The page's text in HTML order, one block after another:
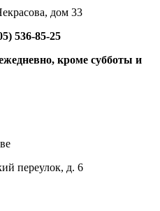
дом 33
536-85-25
кроме субботы и
переулок, д. 6